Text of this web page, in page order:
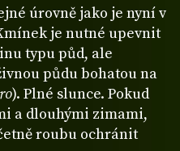
úrovně jako je nyní v
je nutné upevnit
typu půd, ale
půdu bohatou na
). Plné slunce. Pokud
a dlouhými zimami,
roubu ochránit